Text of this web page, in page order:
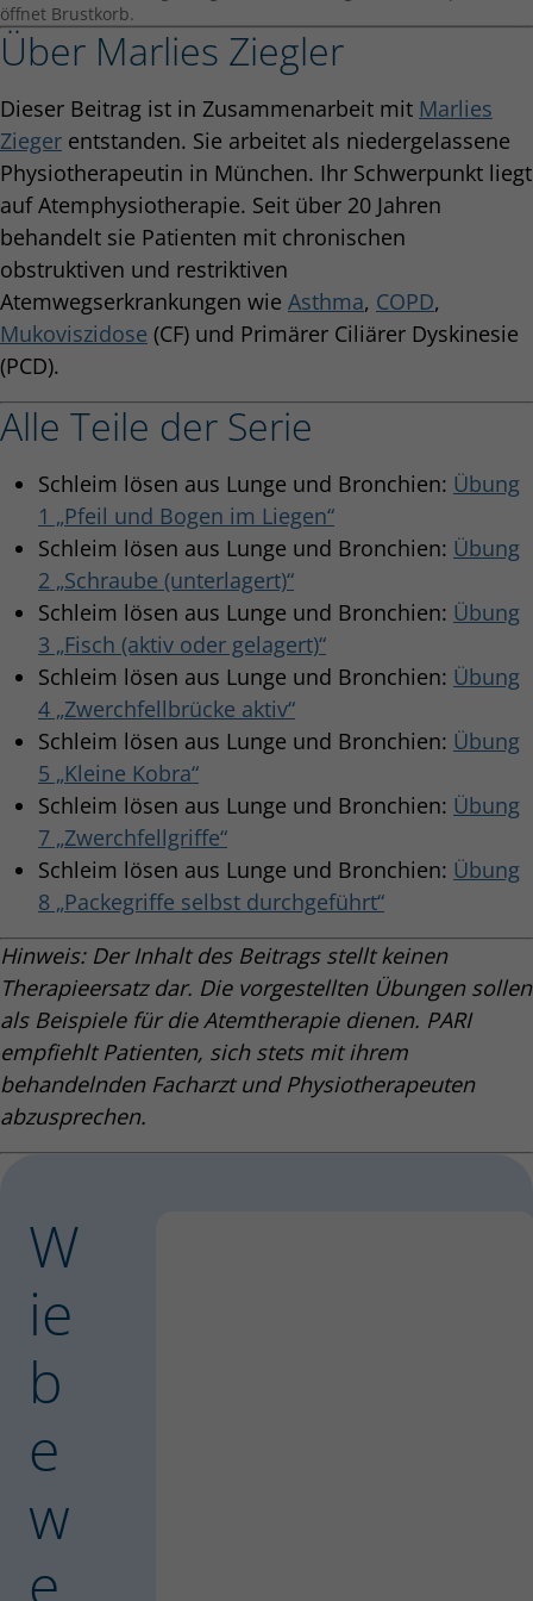
öffnet Brustkorb.
Über Marlies Ziegler
Dieser Beitrag ist in Zusammenarbeit mit Marlies
Zieger entstanden. Sie arbeitet als niedergelassene
Physiotherapeutin in München. Ihr Schwerpunkt liegt
auf Atemphysiotherapie. Seit über 20 Jahren
behandelt sie Patienten mit chronischen
obstruktiven und restriktiven
Atemwegserkrankungen wie Asthma, COPD,
Mukoviszidose (CF) und Primärer Ciliärer Dyskinesie
(PCD).
Alle Teile der Serie
Schleim lösen aus Lunge und Bronchien: Übung
1 „Pfeil und Bogen im Liegen“
Schleim lösen aus Lunge und Bronchien: Übung
2 „Schraube (unterlagert)“
Schleim lösen aus Lunge und Bronchien: Übung
3 „Fisch (aktiv oder gelagert)“
Schleim lösen aus Lunge und Bronchien: Übung
4 „Zwerchfellbrücke aktiv“
Schleim lösen aus Lunge und Bronchien: Übung
5 „Kleine Kobra“
Schleim lösen aus Lunge und Bronchien: Übung
7 „Zwerchfellgriffe“
Schleim lösen aus Lunge und Bronchien: Übung
8 „Packegriffe selbst durchgeführt“
Hinweis: Der Inhalt des Beitrags stellt keinen
Therapieersatz dar. Die vorgestellten Übungen sollen
als Beispiele für die Atemtherapie dienen. PARI
empfiehlt Patienten, sich stets mit ihrem
behandelnden Facharzt und Physiotherapeuten
abzusprechen.
W
ie
b
e
w
e